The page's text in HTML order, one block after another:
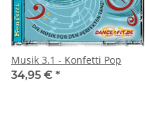
Musik 3.1 - Konfetti Pop
34,95 € *